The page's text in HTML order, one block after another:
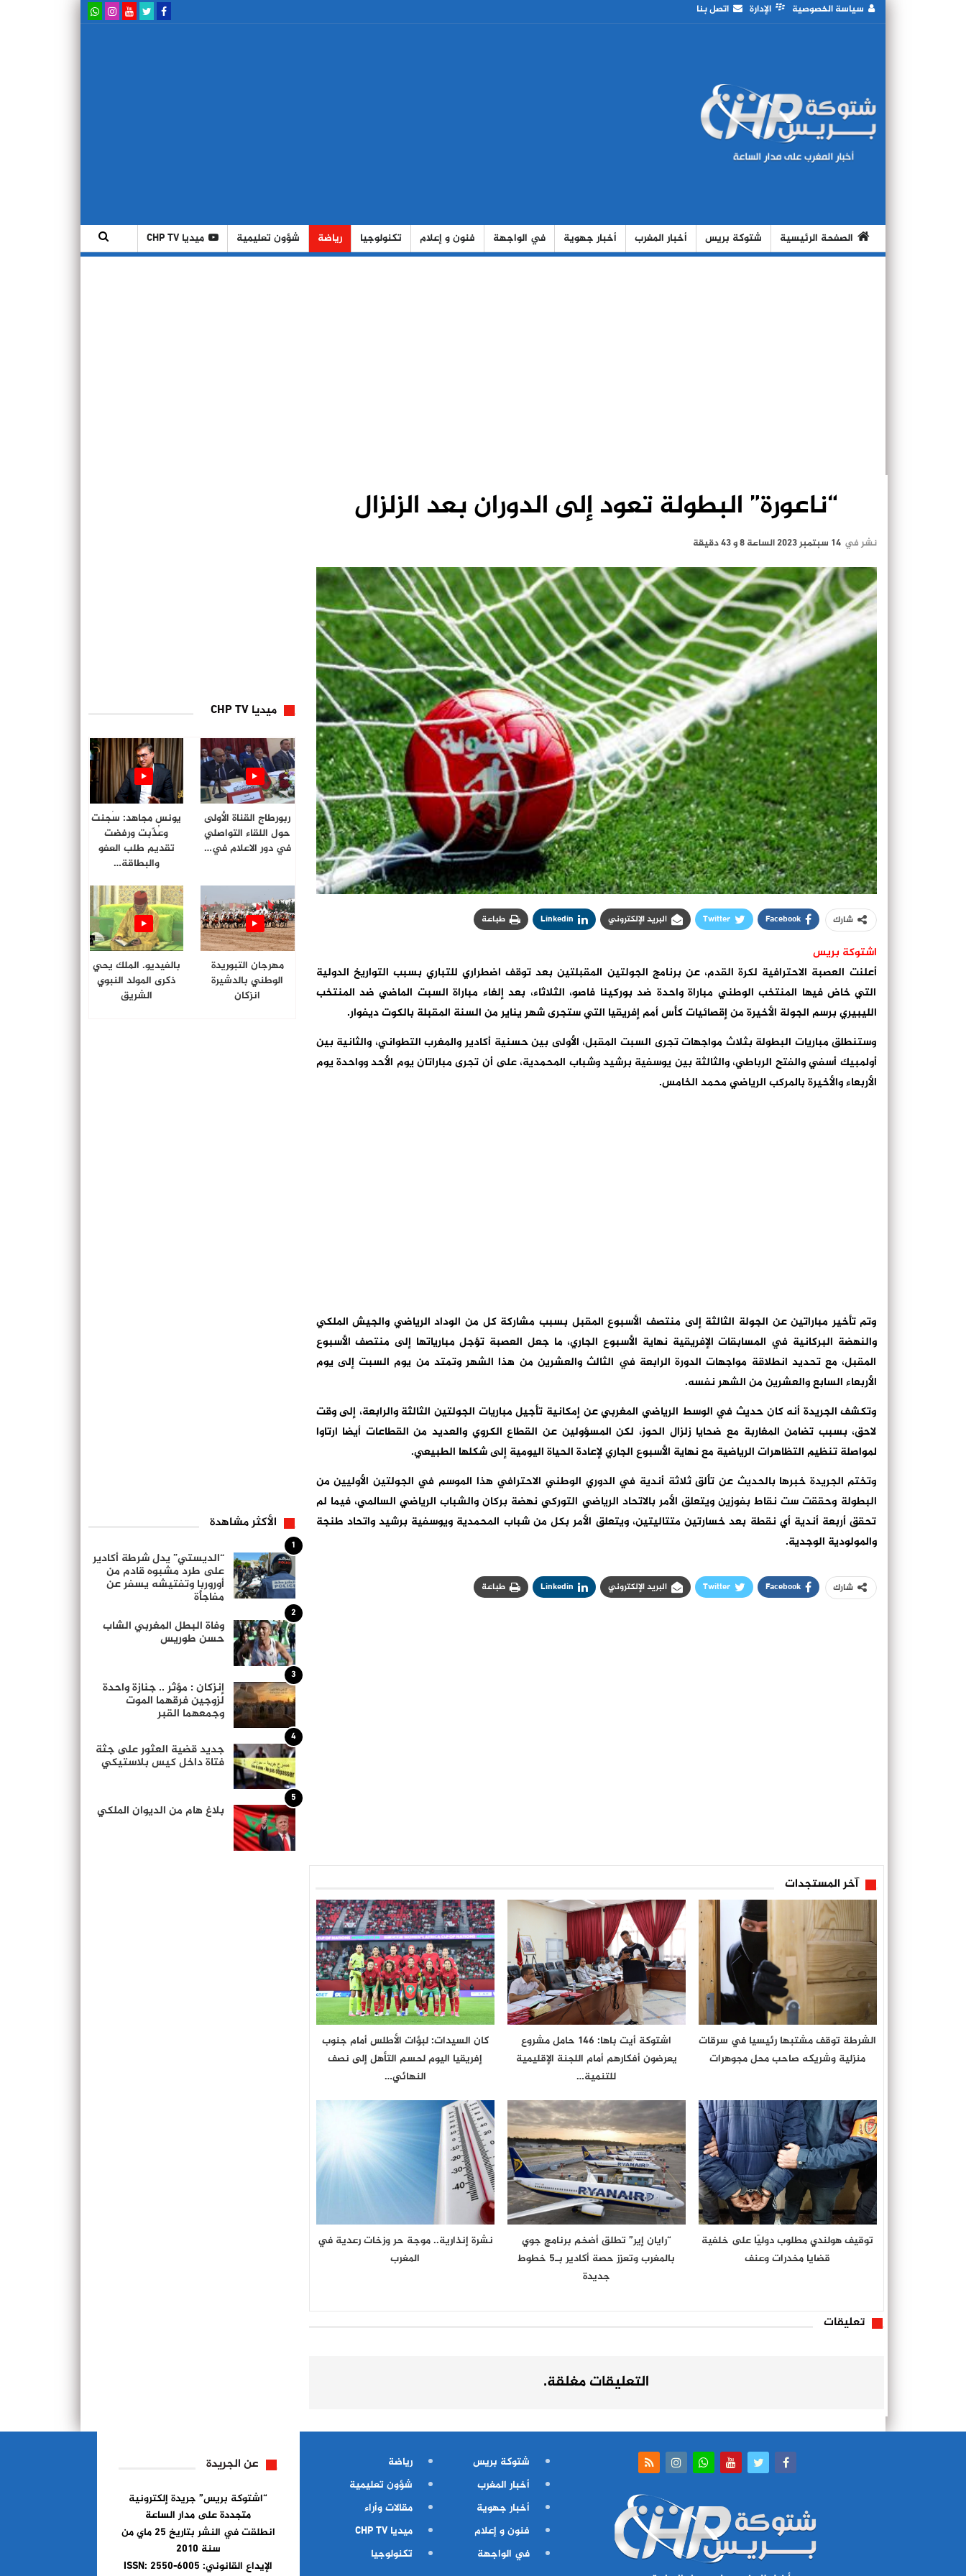
سياسة الخصوصية الإدارة اتصل بنا
الصفحة الرئيسية شتوكة بريس أخبار المغرب أخبار جهوية في الواجهة فنون و إعلام تكنولوجيا رياضة شؤون تعليمية ميديا CHP TV
“ناعورة” البطولة تعود إلى الدوران بعد الزلزال
نشر في 14 سبتمبر 2023 الساعة 8 و 43 دقيقة
شارك Facebook
Twitter البريد الإلكتروني Linkedin طباعة
اشتوكة بريس
أعلنت العصبة الاحترافية لكرة القدم، عن برنامج الجولتين المقبلتين بعد توقف اضطراري للتباري بسبب التواريخ الدولية
التي خاض فيها المنتخب الوطني مباراة واحدة ضد بوركينا فاصو، الثلاثاء، بعد إلغاء مباراة السبت الماضي ضد المنتخب
الليبيري برسم الجولة الأخيرة من إقصائيات كأس أمم إفريقيا التي ستجرى شهر يناير من السنة المقبلة بالكوت ديفوار.
وستنطلق مباريات البطولة بثلاث مواجهات تجرى السبت المقبل، الأولى بين حسنية أكادير والمغرب التطواني، والثانية بين
أولمبيك أسفي والفتح الرباطي، والثالثة بين يوسفية برشيد وشباب المحمدية، على أن تجرى مباراتان يوم الأحد وواحدة يوم
الأربعاء والأخيرة بالمركب الرياضي محمد الخامس.
وتم تأخير مباراتين عن الجولة الثالثة إلى منتصف الأسبوع المقبل بسبب مشاركة كل من الوداد الرياضي والجيش الملكي
والنهضة البركانية في المسابقات الإفريقية نهاية الأسبوع الجاري، ما جعل العصبة تؤجل مبارياتها إلى منتصف الأسبوع
المقبل، مع تحديد انطلاقة مواجهات الدورة الرابعة في الثالث والعشرين من هذا الشهر وتمتد من يوم السبت إلى يوم
الأربعاء السابع والعشرين من الشهر نفسه.
وتكشف الجريدة أنه كان حديث في الوسط الرياضي المغربي عن إمكانية تأجيل مباريات الجولتين الثالثة والرابعة، إلى وقت
لاحق، بسبب تضامن المغاربة مع ضحايا زلزال الحوز، لكن المسؤولين عن القطاع الكروي والعديد من القطاعات أيضا ارتاوا
لمواصلة تنظيم التظاهرات الرياضية مع نهاية الأسبوع الجاري لإعادة الحياة اليومية إلى شكلها الطبيعي.
وتختم الجريدة خبرها بالحديث عن تألق ثلاثة أندية في الدوري الوطني الاحترافي هذا الموسم في الجولتين الأوليين من
البطولة وحققت ست نقاط بفوزین ويتعلق الأمر بالاتحاد الرياضي التوركي نهضة بركان والشباب الرياضي السالمي، فيما لم
تحقق أربعة أندية أي نقطة بعد خسارتين متتاليتين، ويتعلق الأمر بكل من شباب المحمدية ويوسفية برشيد واتحاد طنجة
والمولودية الوجدية.
شارك Facebook
Twitter البريد الإلكتروني Linkedin طباعة
آخر المستجدات
الشرطة توقف مشتبها رئيسيا في سرقات
منزلية وشريكه صاحب محل مجوهرات
اشتوكة أيت باها: 146 حامل مشروع
يعرضون أفكارهم أمام اللجنة الإقليمية
للتنمية…
كان السيدات: لبؤات الأطلس أمام جنوب
إفريقيا اليوم لحسم التأهل إلى نصف
النهائي…
توقيف هولندي مطلوب دوليًا على خلفية
قضايا مخدرات وعنف
“رايان إير” تطلق أضخم برنامج جوي
بالمغرب وتعزز حصة أكادير بـ5 خطوط
جديدة
نشرة إنذارية.. موجة حر وزخات رعدية في
المغرب
تعليقات
التعليقات مغلقة.
ميديا CHP TV
ربورطاج القناة الأولى
حول اللقاء التواصلي
في دور الاعلام في…
يونس مجاهد: سُجنت
وعُذّبت ورفضت
تقديم طلب العفو
والبطاقة…
مهرجان التبوريدة
الوطني بالدشيرة
انزكان
بالفيديو. الملك يحي
ذكرى المولد النبوي
الشريق
الأكثر مشاهدة
1
“الديستي” يدل شرطة أكادير
على طرد مشبوه قادم من
أوروربا وتفتيشه يسفر عن
مفاجأة
2
وفاة البطل المغربي الشاب
حسن طوريس
3
إنزكان : مؤثر .. جنازة واحدة
لزوجين فرقهما الموت
وجمعهما القبر
4
جديد قضية العثور على جثة
فتاة داخل كيس بلاستيكي
5
بلاغ هام من الديوان الملكي
شتوكة بريس
أخبار المغرب
أخبار جهوية
فنون و إعلام
في الواجهة
رياضة
شؤون تعليمية
مقالات وأراء
ميديا CHP TV
تكنولوجيا
عن الجريدة
“اشتوكة بريس” جريدة إلكترونية
متجددة على مدار الساعة
انطلقت في النشر بتاريخ 25 ماي من
سنة 2010
الإيداع القانوني: ISSN: 2550-6005